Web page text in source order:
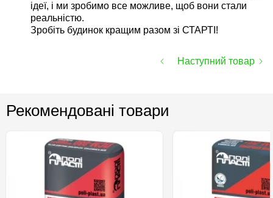
ідеї, і ми зробимо все можливе, щоб вони стали
реальністю.
Зробіть будинок кращим разом зі СТАРТІ!
Наступний товар
Рекомендовані товари